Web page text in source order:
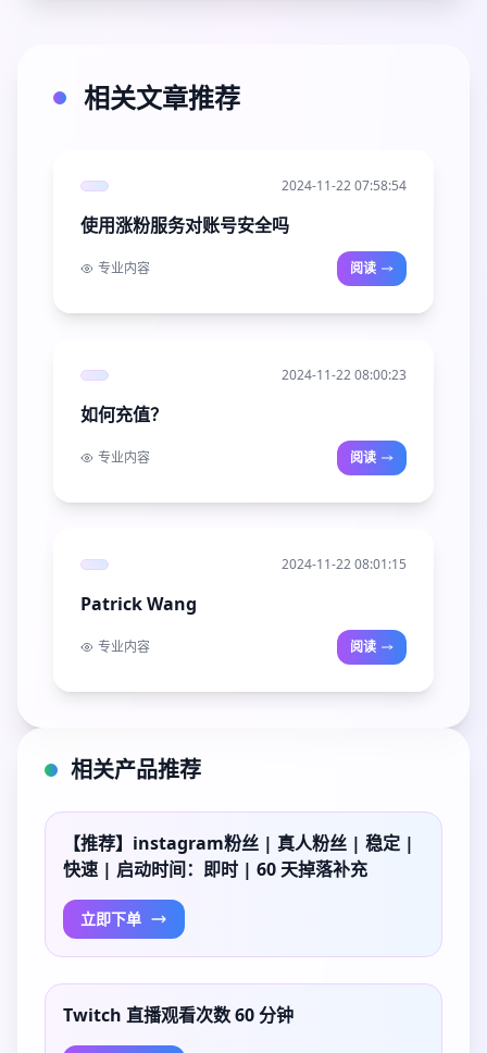
相关文章推荐
2024-11-22 07:58:54
使用涨粉服务对账号安全吗
专业内容 阅读
2024-11-22 08:00:23
如何充值？
专业内容 阅读
2024-11-22 08:01:15
Patrick Wang
专业内容 阅读
相关产品推荐
【推荐】instagram粉丝 | 真人粉丝 | 稳定 |
快速 | 启动时间：即时 | 60 天掉落补充
立即下单
Twitch 直播观看次数 60 分钟